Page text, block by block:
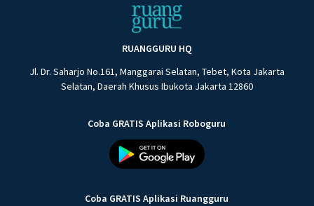
RUANGGURU HQ
Jl. Dr. Saharjo No.161, Manggarai Selatan, Tebet, Kota Jakarta
Selatan, Daerah Khusus Ibukota Jakarta 12860
Coba GRATIS Aplikasi Roboguru
Coba GRATIS Aplikasi Ruangguru